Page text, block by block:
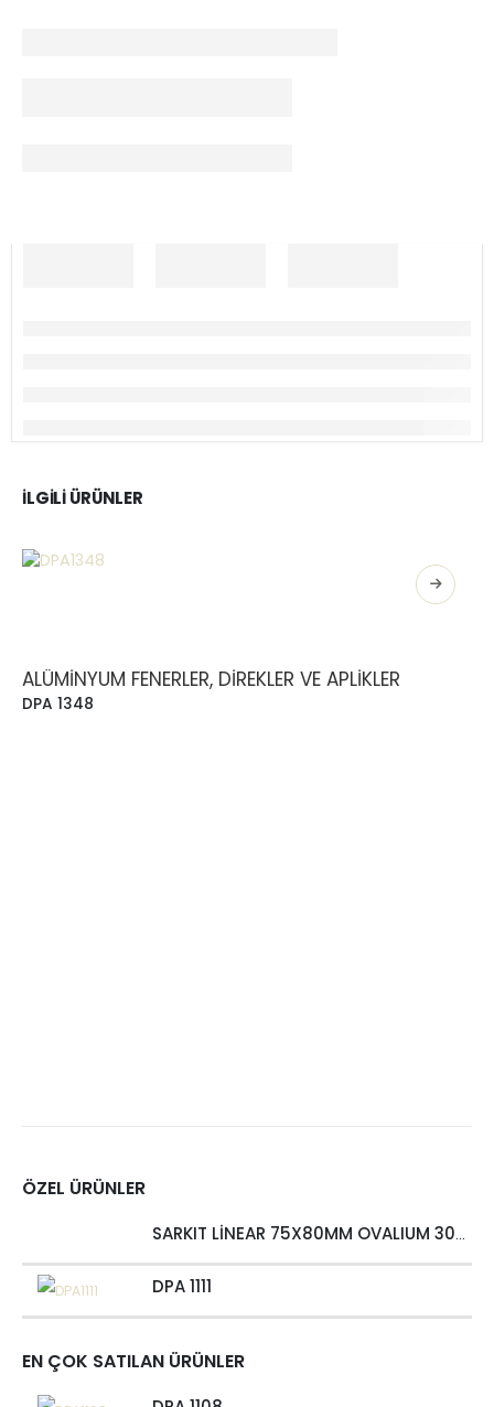
İLGILI ÜRÜNLER
ALÜMINYUM FENERLER, DIREKLER VE APLIKLER
DPA 1348
ÖZEL ÜRÜNLER
SARKIT LİNEAR 75X80MM OVALIUM 30W 4000 LM MT
DPA 1111
EN ÇOK SATILAN ÜRÜNLER